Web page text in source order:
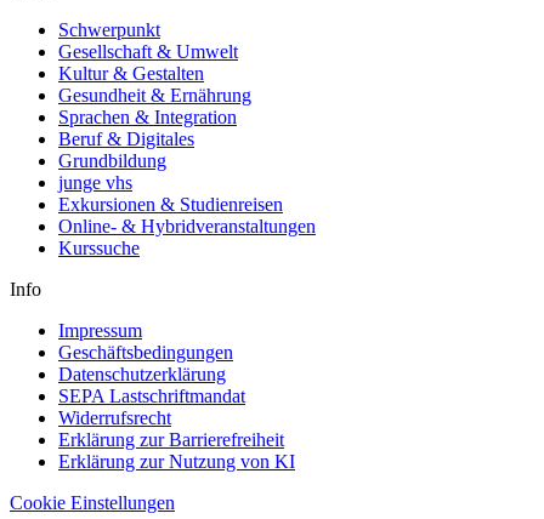
Schwerpunkt
Gesellschaft & Umwelt
Kultur & Gestalten
Gesundheit & Ernährung
Sprachen & Integration
Beruf & Digitales
Grundbildung
junge vhs
Exkursionen & Studienreisen
Online- & Hybridveranstaltungen
Kurssuche
Info
Impressum
Geschäftsbedingungen
Datenschutzerklärung
SEPA Lastschriftmandat
Widerrufsrecht
Erklärung zur Barrierefreiheit
Erklärung zur Nutzung von KI
Cookie Einstellungen